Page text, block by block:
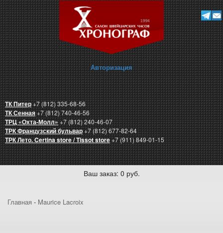
Авторизация
ТК Питер+7 (812) 335-68-56
ТК Сенная+7 (812) 740-46-56
ТРЦ «Охта-Молл»+7 (812) 240-46-07
ТРК Французский бульвар+7 (812) 677-82-64
ТРК Лето. Certina store / Tissot store+7 (911) 849-01-15
Ваш заказ: 0 руб.
Главная - Maurice Lacroix